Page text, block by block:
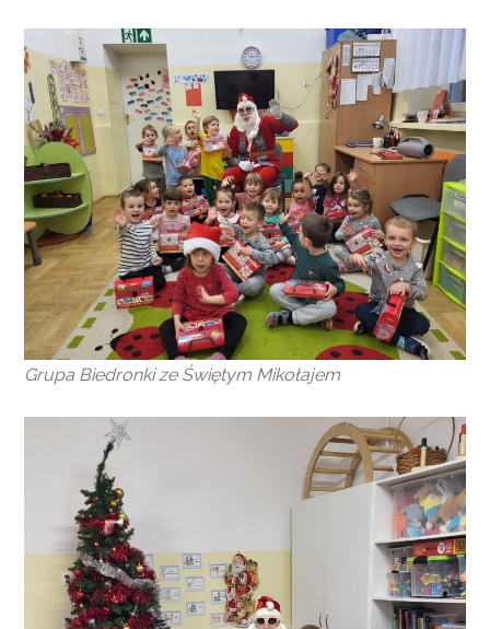
Grupa Biedronki ze Świętym Mikołajem